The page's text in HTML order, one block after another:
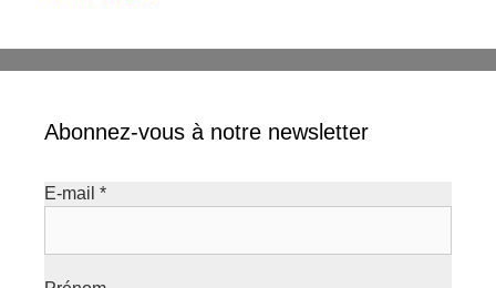
Abonnez-vous à notre newsletter
E-mail *